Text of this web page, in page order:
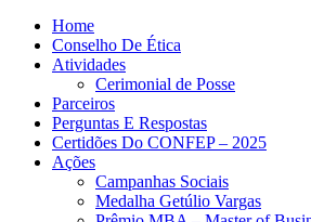
Home
Conselho De Ética
Atividades
Cerimonial de Posse
Parceiros
Perguntas E Respostas
Certidões Do CONFEP – 2025
Ações
Campanhas Sociais
Medalha Getúlio Vargas